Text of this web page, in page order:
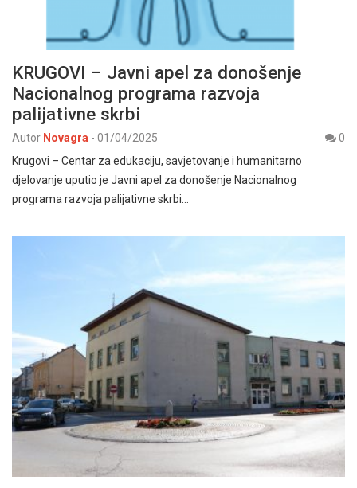
KRUGOVI – Javni apel za donošenje
Nacionalnog programa razvoja
palijativne skrbi
Autor Novagra - 01/04/2025
0
Krugovi – Centar za edukaciju, savjetovanje i humanitarno
djelovanje uputio je Javni apel za donošenje Nacionalnog
programa razvoja palijativne skrbi…